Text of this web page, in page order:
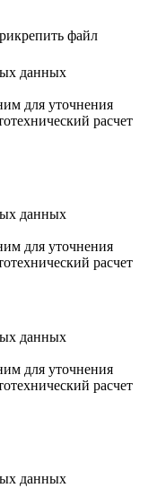
файл
данных
для уточнения
расчет
данных
для уточнения
расчет
данных
для уточнения
расчет
данных